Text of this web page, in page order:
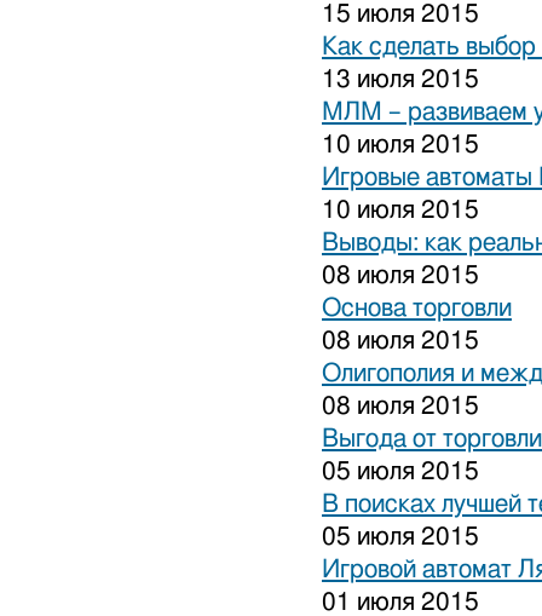
15 июля 2015
Как сделать
13 июля 2015
МЛМ – развиваем
10 июля 2015
Игровые
10 июля 2015
Выводы: как
08 июля 2015
Основа торговли
08 июля 2015
Олигополия и
08 июля 2015
Выгода от
05 июля 2015
В поисках лучшей
05 июля 2015
Игровой автомат
01 июля 2015